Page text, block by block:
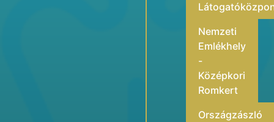
Nemzeti
Emlékhely
-
Középkori
Romkert
Országzászló